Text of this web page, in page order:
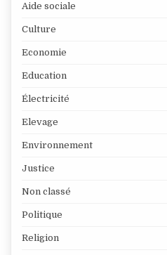
Aide sociale
Culture
Economie
Education
Électricité
Elevage
Environnement
Justice
Non classé
Politique
Religion